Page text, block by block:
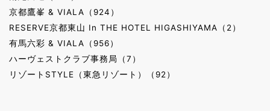
京都鷹峯 & VIALA（924）
RESERVE京都東山 In THE HOTEL HIGASHIYAMA（2）
有馬六彩 & VIALA（956）
ハーヴェストクラブ事務局（7）
リゾートSTYLE（東急リゾート）（92）